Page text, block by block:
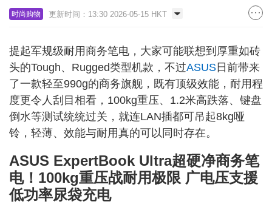
时尚购物 更新时间：13:30 2026-05-15 HKT
提起军规级耐用商务笔电，大家可能联想到厚重如砖
头的Tough、Rugged类型机款，不过ASUS 日前带来
了一款轻至990g的商务旗舰，既有顶级效能，耐用程
度更令人刮目相看，100kg重压、 1.2米高跌落、键盘
倒水等测试统统过关，就连LAN插都可吊起8kg哑
铃，轻薄、效能与耐用真的可以同时存在。
ASUS ExpertBook Ultra超硬净商务笔
电！ 100kg重压战耐用极限 广电压支援
低功率尿袋充电